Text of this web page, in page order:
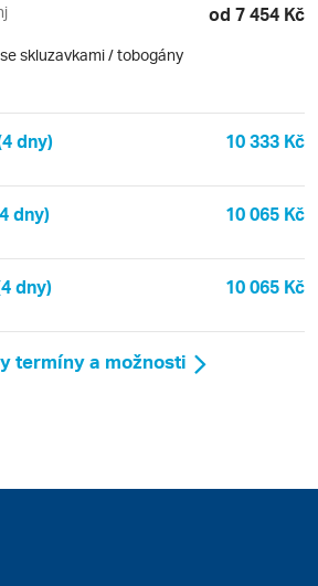
od 7 454 Kč
skluzavkami / tobogány
dny) 10 333 Kč
dny) 10 065 Kč
dny) 10 065 Kč
termíny a možnosti